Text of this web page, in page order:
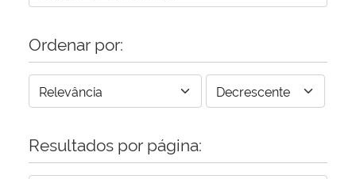
Ordenar por:
Resultados por página: